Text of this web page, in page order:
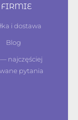
FIRMIE
i dostawa
Blog
najczęściej
pytania